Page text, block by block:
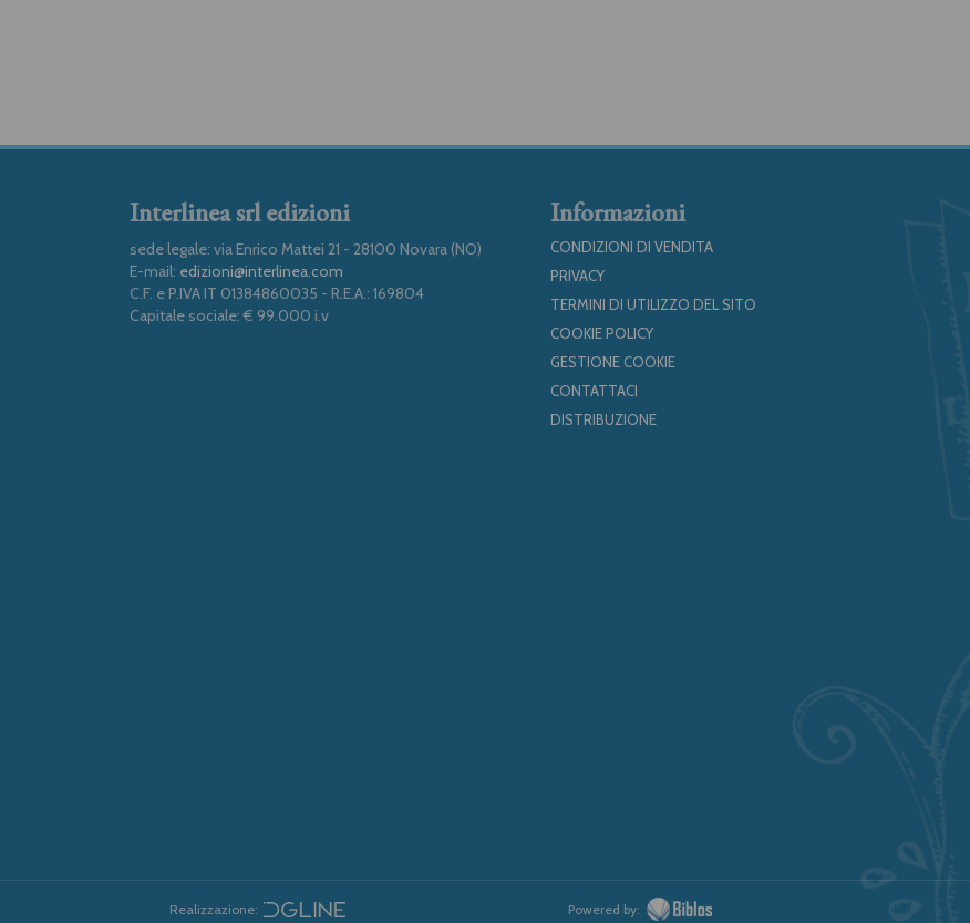
Interlinea srl edizioni
sede legale: via Enrico Mattei 21 - 28100 Novara (NO)
E-mail: edizioni@interlinea.com
C.F. e P.IVA IT 01384860035 - R.E.A.: 169804
Capitale sociale: € 99.000 i.v
Informazioni
CONDIZIONI DI VENDITA
PRIVACY
TERMINI DI UTILIZZO DEL SITO
COOKIE POLICY
GESTIONE COOKIE
CONTATTACI
DISTRIBUZIONE
Realizzazione: Powered by: